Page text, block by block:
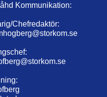
Kommunikation:
Chefredaktör: